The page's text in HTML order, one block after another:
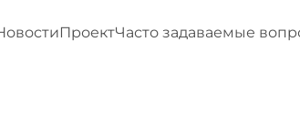
ПроектЧасто задаваемые